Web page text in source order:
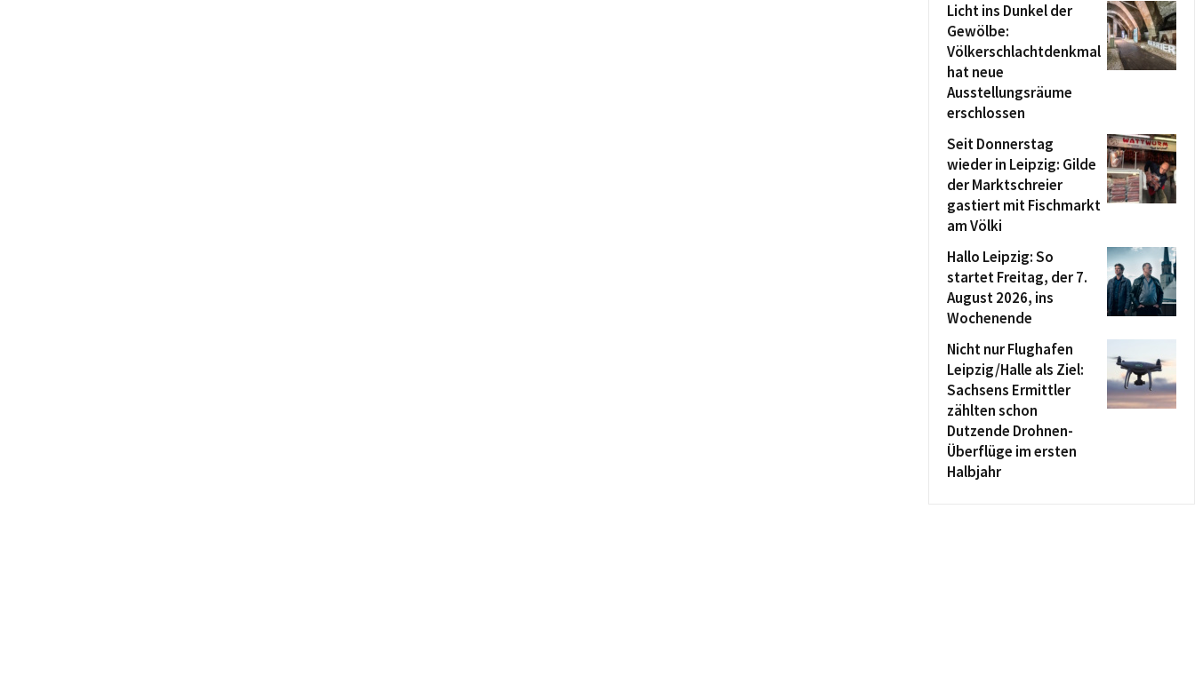
Licht ins Dunkel der
Gewölbe:
Völkerschlachtdenkmal
hat neue
Ausstellungsräume
erschlossen
Seit Donnerstag
wieder in Leipzig: Gilde
der Marktschreier
gastiert mit Fischmarkt
am Völki
Hallo Leipzig: So
startet Freitag, der 7.
August 2026, ins
Wochenende
Nicht nur Flughafen
Leipzig/Halle als Ziel:
Sachsens Ermittler
zählten schon
Dutzende Drohnen-
Überflüge im ersten
Halbjahr